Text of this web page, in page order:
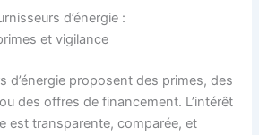
d’énergie :
et vigilance
d’énergie proposent des primes, des
des offres de financement. L’intérêt
est transparente, comparée, et